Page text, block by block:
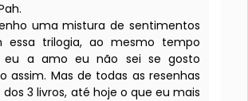
uma mistura de sentimentos
essa trilogia, ao mesmo tempo
eu a amo eu não sei se gosto
assim. Mas de todas as resenhas
dos 3 livros, até hoje o que eu mais